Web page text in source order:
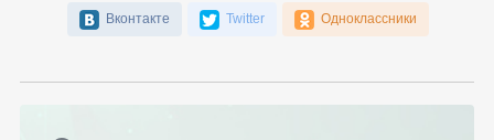
Вконтакте Twitter Одноклассники